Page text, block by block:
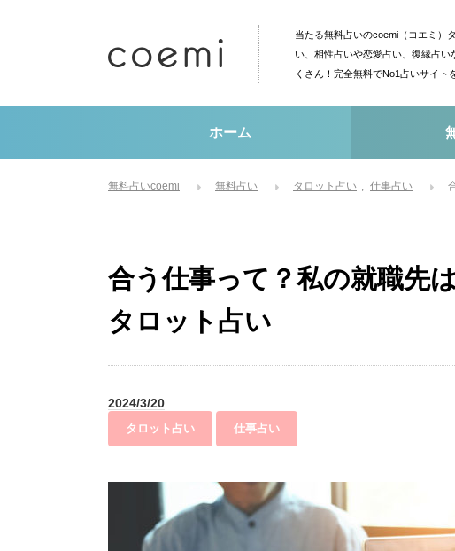
当たる無料占いのcoemi（コエミ）
い、相性占いや恋愛占い、復縁占
くさん！完全無料でNo1占いサイト
ホーム
無料占いcoemi 無料占い タロット占い 仕事占い
合う仕事って？私の就職先
タロット占い
2024/3/20
タロット占い 仕事占い